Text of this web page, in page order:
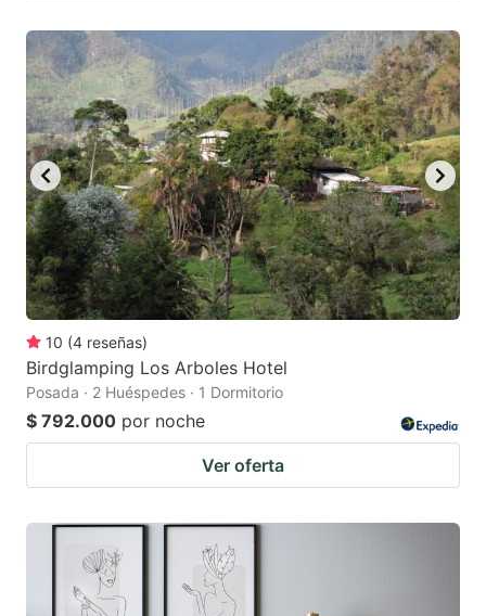
10 (4 reseñas)
Birdglamping Los Arboles Hotel
Posada · 2 Huéspedes · 1 Dormitorio
$ 792.000 por noche
Ver oferta